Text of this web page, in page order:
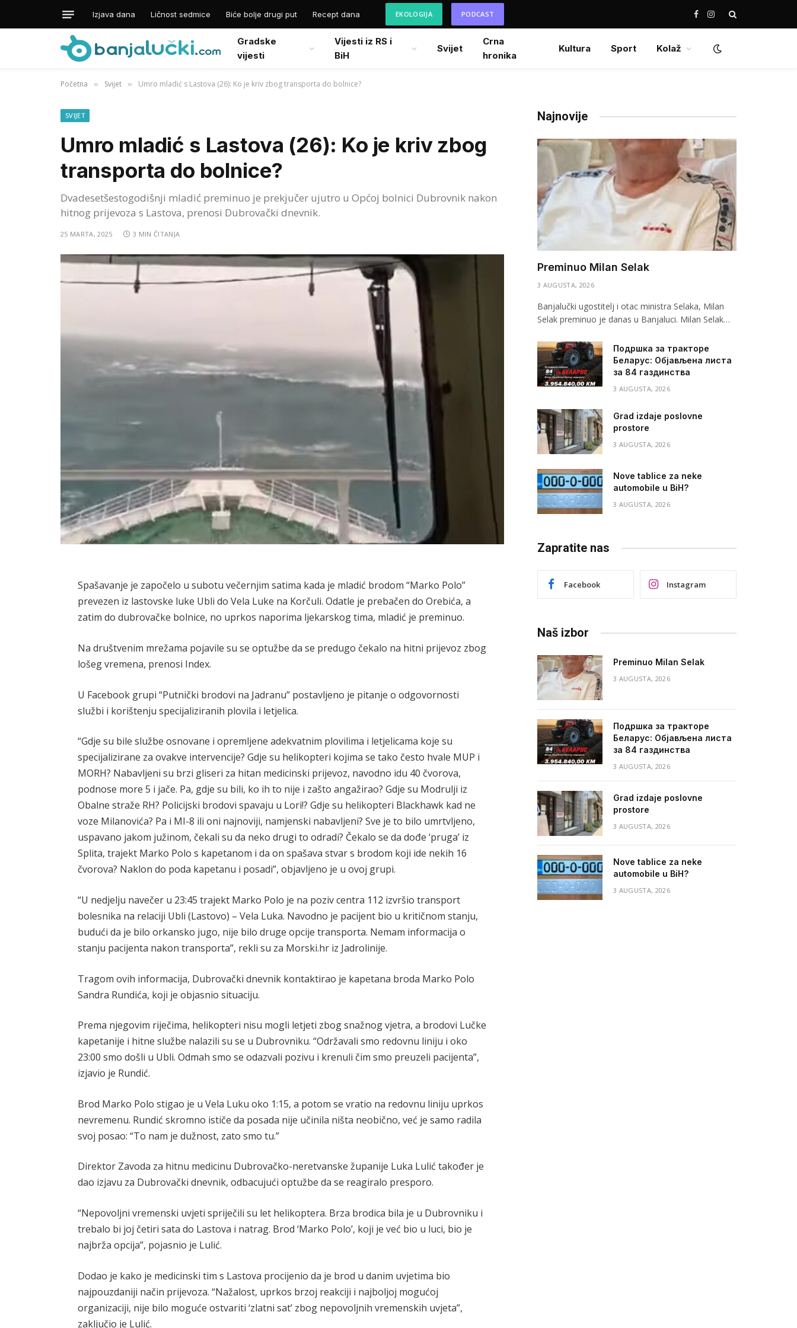
Izjava dana Ličnost sedmice Biće bolje drugi put Recept dana EKOLOGIJA PODCAST Facebook
Instagram
Gradske
vijesti
Vijesti iz RS i
BiH
Svijet
Crna
hronika
Kultura Sport Kolaž
Početna » Svijet » Umro mladić s Lastova (26): Ko je kriv zbog transporta do bolnice?
SVIJET
Umro mladić s Lastova (26): Ko je kriv zbog
transporta do bolnice?
Dvadesetšestogodišnji mladić preminuo je prekjučer ujutro u Općoj bolnici Dubrovnik nakon
hitnog prijevoza s Lastova, prenosi Dubrovački dnevnik.
25 MARTA, 2025 3 MIN ČITANJA
Spašavanje je započelo u subotu večernjim satima kada je mladić brodom “Marko Polo”
prevezen iz lastovske luke Ubli do Vela Luke na Korčuli. Odatle je prebačen do Orebića, a
zatim do dubrovačke bolnice, no uprkos naporima ljekarskog tima, mladić je preminuo.
Na društvenim mrežama pojavile su se optužbe da se predugo čekalo na hitni prijevoz zbog
lošeg vremena, prenosi Index.
U Facebook grupi “Putnički brodovi na Jadranu” postavljeno je pitanje o odgovornosti
službi i korištenju specijaliziranih plovila i letjelica.
“Gdje su bile službe osnovane i opremljene adekvatnim plovilima i letjelicama koje su
specijalizirane za ovakve intervencije? Gdje su helikopteri kojima se tako često hvale MUP i
MORH? Nabavljeni su brzi gliseri za hitan medicinski prijevoz, navodno idu 40 čvorova,
podnose more 5 i jače. Pa, gdje su bili, ko ih to nije i zašto angažirao? Gdje su Modrulji iz
Obalne straže RH? Policijski brodovi spavaju u Lori!? Gdje su helikopteri Blackhawk kad ne
voze Milanovića? Pa i MI-8 ili oni najnoviji, namjenski nabavljeni? Sve je to bilo umrtvljeno,
uspavano jakom južinom, čekali su da neko drugi to odradi? Čekalo se da dođe ‘pruga’ iz
Splita, trajekt Marko Polo s kapetanom i da on spašava stvar s brodom koji ide nekih 16
čvorova? Naklon do poda kapetanu i posadi”, objavljeno je u ovoj grupi.
“U nedjelju navečer u 23:45 trajekt Marko Polo je na poziv centra 112 izvršio transport
bolesnika na relaciji Ubli (Lastovo) – Vela Luka. Navodno je pacijent bio u kritičnom stanju,
budući da je bilo orkansko jugo, nije bilo druge opcije transporta. Nemam informacija o
stanju pacijenta nakon transporta”, rekli su za Morski.hr iz Jadrolinije.
Tragom ovih informacija, Dubrovački dnevnik kontaktirao je kapetana broda Marko Polo
Sandra Rundića, koji je objasnio situaciju.
Prema njegovim riječima, helikopteri nisu mogli letjeti zbog snažnog vjetra, a brodovi Lučke
kapetanije i hitne službe nalazili su se u Dubrovniku. “Održavali smo redovnu liniju i oko
23:00 smo došli u Ubli. Odmah smo se odazvali pozivu i krenuli čim smo preuzeli pacijenta”,
izjavio je Rundić.
Brod Marko Polo stigao je u Vela Luku oko 1:15, a potom se vratio na redovnu liniju uprkos
nevremenu. Rundić skromno ističe da posada nije učinila ništa neobično, već je samo radila
svoj posao: “To nam je dužnost, zato smo tu.”
Direktor Zavoda za hitnu medicinu Dubrovačko-neretvanske županije Luka Lulić također je
dao izjavu za Dubrovački dnevnik, odbacujući optužbe da se reagiralo presporo.
“Nepovoljni vremenski uvjeti spriječili su let helikoptera. Brza brodica bila je u Dubrovniku i
trebalo bi joj četiri sata do Lastova i natrag. Brod ‘Marko Polo’, koji je već bio u luci, bio je
najbrža opcija”, pojasnio je Lulić.
Dodao je kako je medicinski tim s Lastova procijenio da je brod u danim uvjetima bio
najpouzdaniji način prijevoza. “Nažalost, uprkos brzoj reakciji i najboljoj mogućoj
organizaciji, nije bilo moguće ostvariti ‘zlatni sat’ zbog nepovoljnih vremenskih uvjeta”,
zaključio je Lulić.
Najnovije
Preminuo Milan Selak
3 AUGUSTA, 2026
Banjalučki ugostitelj i otac ministra Selaka, Milan
Selak preminuo je danas u Banjaluci. Milan Selak…
Подршка за тракторе
Беларус: Објављена листа
за 84 газдинства
3 AUGUSTA, 2026
Grad izdaje poslovne
prostore
3 AUGUSTA, 2026
Nove tablice za neke
automobile u BiH?
3 AUGUSTA, 2026
Zapratite nas
Facebook Instagram
Naš izbor
Preminuo Milan Selak
3 AUGUSTA, 2026
Подршка за тракторе
Беларус: Објављена листа
за 84 газдинства
3 AUGUSTA, 2026
Grad izdaje poslovne
prostore
3 AUGUSTA, 2026
Nove tablice za neke
automobile u BiH?
3 AUGUSTA, 2026